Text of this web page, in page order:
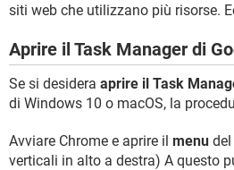
siti web che utilizzano più risorse.
Aprire il Task Manager di
Se si desidera aprire il Task
di Windows 10 o macOS, la
Avviare Chrome e aprire il menu
verticali in alto a destra) A questo